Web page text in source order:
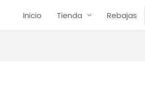
Inicio Tienda Rebajas